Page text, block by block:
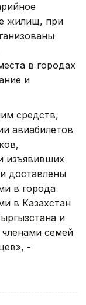
жилищ, при
в городах
и
средств,
авиабилетов
изъявивших
доставлены
в города
в Казахстан
и
семей
-